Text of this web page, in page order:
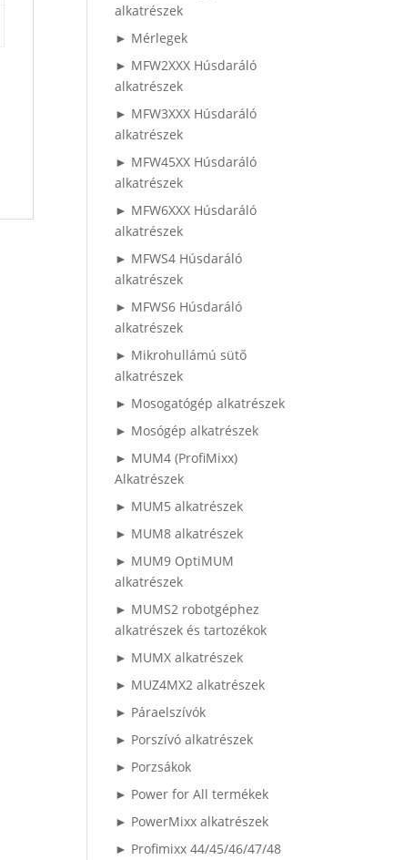
alkatrészek
► Mérlegek
► MFW2XXX Húsdaráló
alkatrészek
► MFW3XXX Húsdaráló
alkatrészek
► MFW45XX Húsdaráló
alkatrészek
► MFW6XXX Húsdaráló
alkatrészek
► MFWS4 Húsdaráló
alkatrészek
► MFWS6 Húsdaráló
alkatrészek
► Mikrohullámú sütő
alkatrészek
► Mosogatógép alkatrészek
► Mosógép alkatrészek
► MUM4 (ProfiMixx)
Alkatrészek
► MUM5 alkatrészek
► MUM8 alkatrészek
► MUM9 OptiMUM
alkatrészek
► MUMS2 robotgéphez
alkatrészek és tartozékok
► MUMX alkatrészek
► MUZ4MX2 alkatrészek
► Páraelszívók
► Porszívó alkatrészek
► Porzsákok
► Power for All termékek
► PowerMixx alkatrészek
► Profimixx 44/45/46/47/48